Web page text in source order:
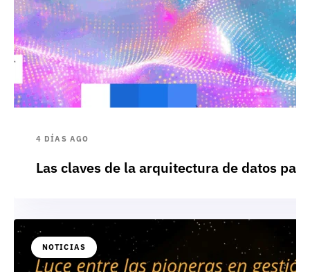
4 DÍAS AGO
Las claves de la arquitectura de datos
NOTICIAS